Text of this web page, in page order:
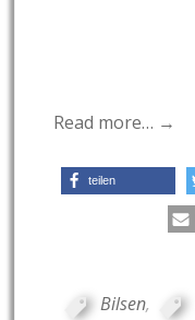
Read more… →
teilen
Bilsen,